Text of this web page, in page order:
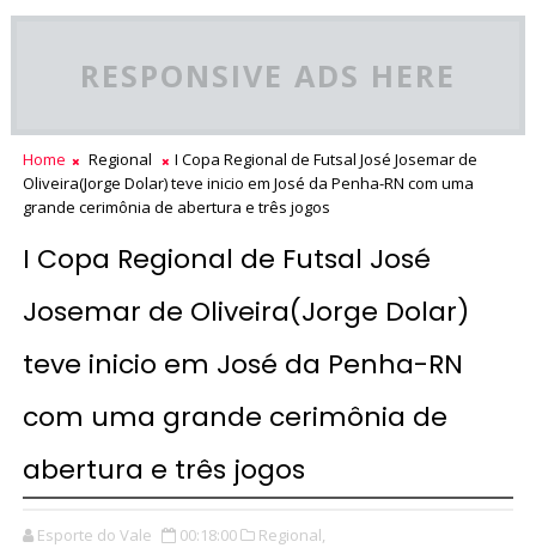
RESPONSIVE ADS HERE
Home Regional
I Copa Regional de Futsal José Josemar de
Oliveira(Jorge Dolar) teve inicio em José da Penha-RN com uma
grande cerimônia de abertura e três jogos
I Copa Regional de Futsal José
Josemar de Oliveira(Jorge Dolar)
teve inicio em José da Penha-RN
com uma grande cerimônia de
abertura e três jogos
Esporte do Vale 00:18:00 Regional,